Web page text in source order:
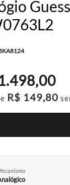
.498,00
R$ 149,80